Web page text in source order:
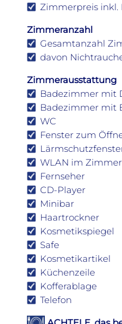
Zimmerpreis inkl.
Zimmeranzahl
Gesamtanzahl
davon
Zimmerausstattung
Badezimmer mit
Badezimmer mit
WC
Fenster zum
WLAN im Zimmer
Fernseher
CD-Player
Minibar
Haartrockner
Kosmetikspiegel
Safe
Kosmetikartikel
Küchenzeile
Kofferablage
Telefon